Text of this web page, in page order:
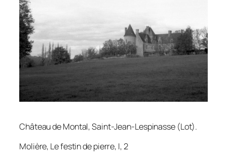
Château de Montal, Saint-Jean-Lespinasse (Lot).
Molière, Le festin de pierre, I, 2